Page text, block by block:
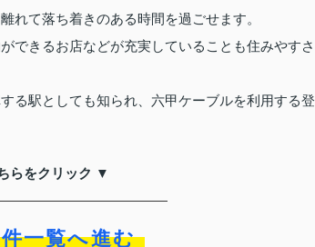
れて落ち着きのある時間を過ごせます。
できるお店などが充実していることも住みやすさ
る駅としても知られ、六甲ケーブルを利用する登
らをクリック ▼
一覧へ進む